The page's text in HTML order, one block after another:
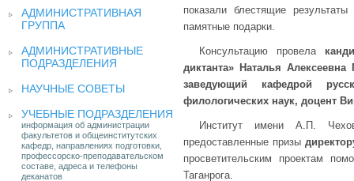
АДМИНИСТРАТИВНАЯ
ГРУППА
АДМИНИСТРАТИВНЫЕ
ПОДРАЗДЕЛЕНИЯ
НАУЧНЫЕ СОВЕТЫ
УЧЕБНЫЕ ПОДРАЗДЕЛЕНИЯ
информация об администрации
факультетов и общеинститутских
кафедр, направлениях подготовки,
профессорско-преподавательском
составе, адреса и телефоны
деканатов
показали блестящие
памятные подарки.
Консультацию провела
диктанта» Наталья Алексеевна
заведующий кафедрой
филологических наук, доцент
Институт имени А.П.
предоставленные призы
просветительским проектам
Таганрога.